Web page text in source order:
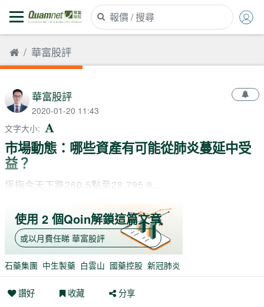
華富股評
華富股評
2020-01-20 11:43
文字大小:
市場動態：哪些資產有可能從肺炎蔓延中受
益？
恆指今天下跌260.5點至28,795.9...
使用 2 個Qoin解鎖這篇文章
或以月費任睇 華富股評
石藥集團 中生製藥 白雲山 國藥控股 新冠肺炎
讚好 收藏 分享